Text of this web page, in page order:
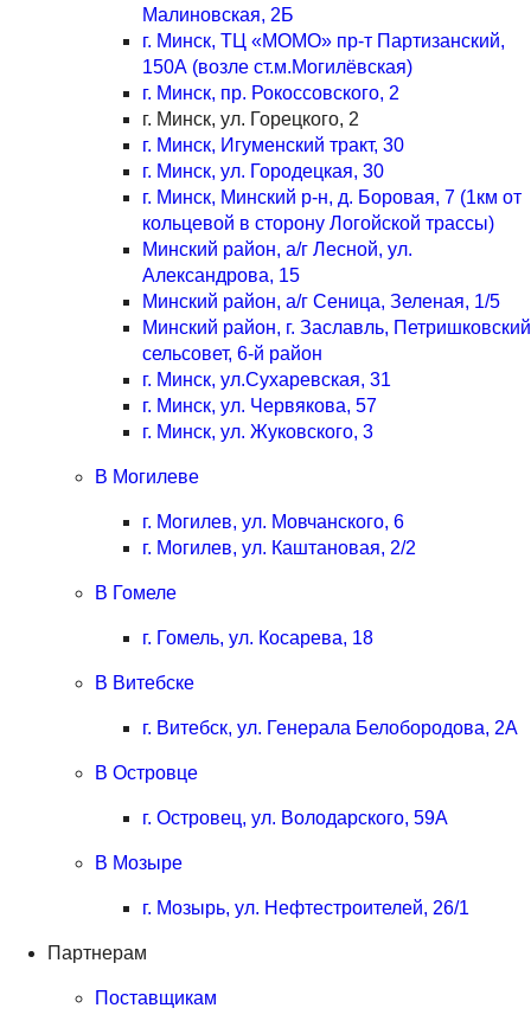
Малиновская, 2Б
г. Минск, ТЦ «МОМО» пр-т Партизанский,
150А (возле ст.м.Могилёвская)
г. Минск, пр. Рокоссовского, 2
г. Минск, ул. Горецкого, 2
г. Минск, Игуменский тракт, 30
г. Минск, ул. Городецкая, 30
г. Минск, Минский р-н, д. Боровая, 7 (1км от
кольцевой в сторону Логойской трассы)
Минский район, а/г Лесной, ул.
Александрова, 15
Минский район, а/г Сеница, Зеленая, 1/5
Минский район, г. Заславль, Петришковский
сельсовет, 6-й район
г. Минск, ул.Сухаревская, 31
г. Минск, ул. Червякова, 57
г. Минск, ул. Жуковского, 3
В Могилеве
г. Могилев, ул. Мовчанского, 6
г. Могилев, ул. Каштановая, 2/2
В Гомеле
г. Гомель, ул. Косарева, 18
В Витебске
г. Витебск, ул. Генерала Белобородова, 2А
В Островце
г. Островец, ул. Володарского, 59А
В Мозыре
г. Мозырь, ул. Нефтестроителей, 26/1
Партнерам
Поставщикам